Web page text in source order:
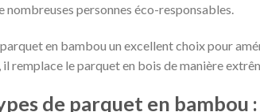
personnes éco-responsables.
en bambou un excellent choix pour
il remplace le parquet en bois de manière
de parquet en bambou :